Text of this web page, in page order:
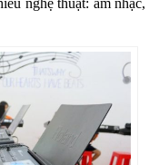
nghệ thuật: âm nhạc,